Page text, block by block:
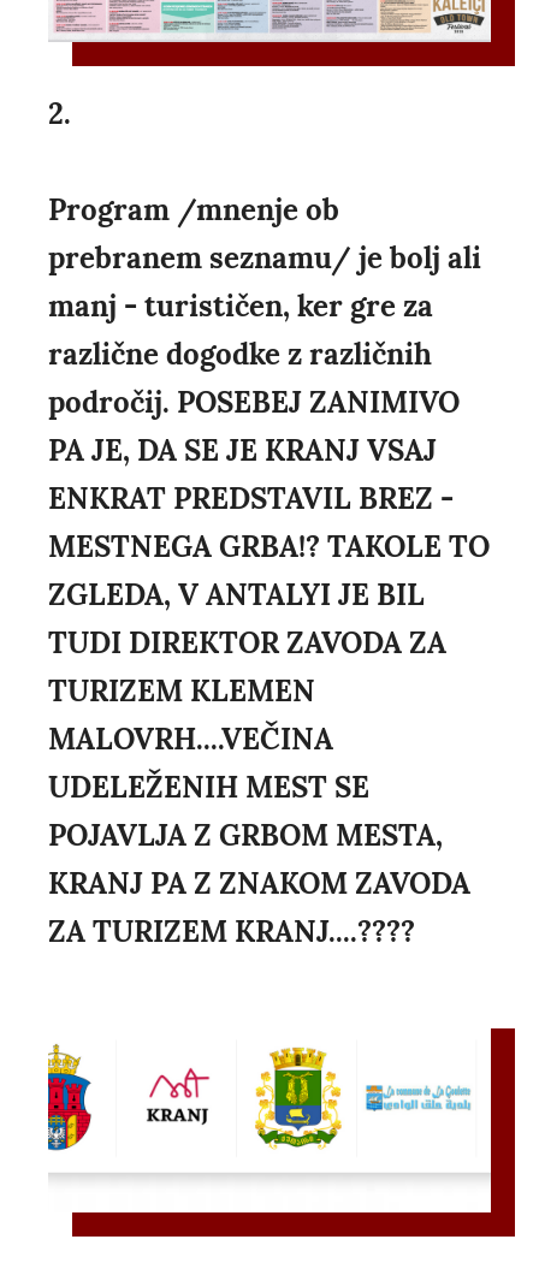
2.
Program /mnenje ob
prebranem seznamu/ je bolj ali
manj - turističen, ker gre za
različne dogodke z različnih
področij. POSEBEJ ZANIMIVO
PA JE, DA SE JE KRANJ VSAJ
ENKRAT PREDSTAVIL BREZ -
MESTNEGA GRBA!? TAKOLE TO
ZGLEDA, V ANTALYI JE BIL
TUDI DIREKTOR ZAVODA ZA
TURIZEM KLEMEN
MALOVRH....VEČINA
UDELEŽENIH MEST SE
POJAVLJA Z GRBOM MESTA,
KRANJ PA Z ZNAKOM ZAVODA
ZA TURIZEM KRANJ....????